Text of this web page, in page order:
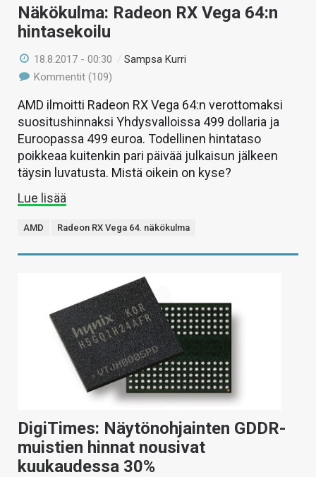
Näkökulma: Radeon RX Vega 64:n
hintasekoilu
18.8.2017 - 00:30 /Sampsa Kurri
Kommentit (109)
AMD ilmoitti Radeon RX Vega 64:n verottomaksi
suositushinnaksi Yhdysvalloissa 499 dollaria ja
Euroopassa 499 euroa. Todellinen hintataso
poikkeaa kuitenkin pari päivää julkaisun jälkeen
täysin luvatusta. Mistä oikein on kyse?
Lue lisää
AMD Radeon RX Vega 64. näkökulma
DigiTimes: Näytönohjainten GDDR-
muistien hinnat nousivat
kuukaudessa 30%